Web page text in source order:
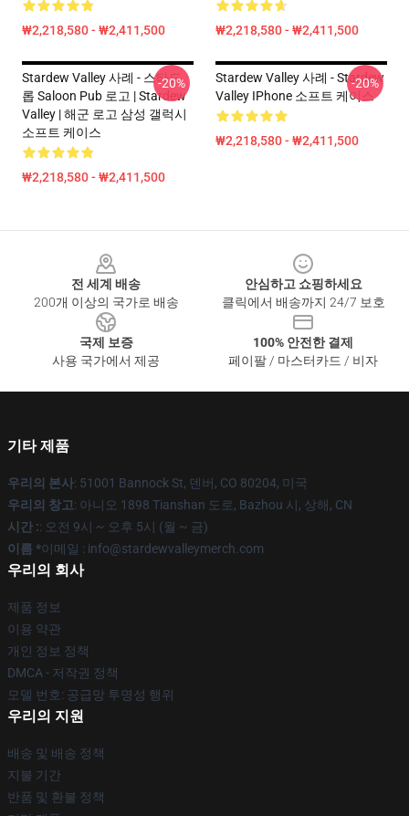
₩2,218,580 - ₩2,411,500 ₩2,218,580 - ₩2,411,500
Stardew Valley 사례 - 스타드
롭 Saloon Pub 로고 | Stardew
Valley | 해군 로고 삼성 갤럭시
소프트 케이스
₩2,218,580 - ₩2,411,500
-20%
Stardew Valley 사례 - Stardew
Valley IPhone 소프트 케이스
₩2,218,580 - ₩2,411,500
-20%
전 세계 배송
200개 이상의 국가로 배송
안심하고 쇼핑하세요
클릭에서 배송까지 24/7 보호
국제 보증
사용 국가에서 제공
100% 안전한 결제
페이팔 / 마스터카드 / 비자
기타 제품
우리의 본사: 51001 Bannock St, 덴버, CO 80204, 미국
우리의 창고: 아니오 1898 Tianshan 도로, Bazhou 시, 상해, CN
시간 :: 오전 9시 ~ 오후 5시 (월 ~ 금)
이름 *이메일 : info@stardewvalleymerch.com
우리의 회사
제품 정보
이용 약관
개인 정보 정책
DMCA - 저작권 정책
모델 번호: 공급망 투명성 행위
우리의 지원
배송 및 배송 정책
지불 기간
반품 및 환불 정책